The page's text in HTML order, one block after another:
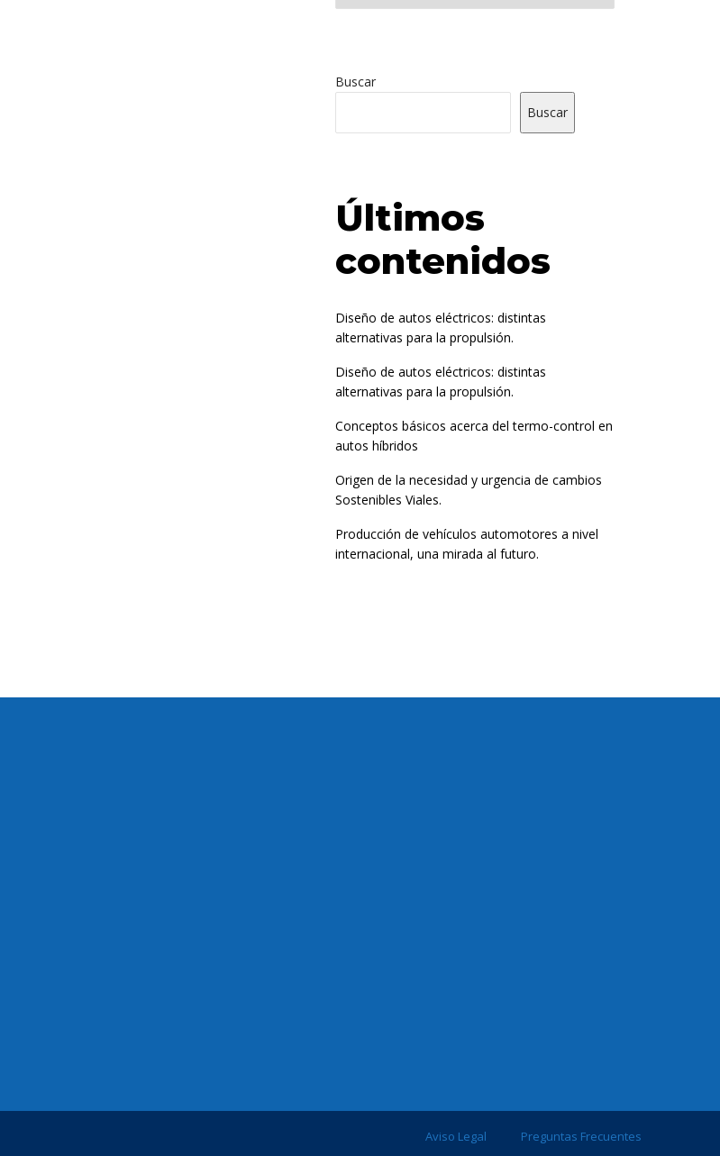
Buscar
Buscar
Últimos
contenidos
Diseño de autos eléctricos: distintas
alternativas para la propulsión.
Diseño de autos eléctricos: distintas
alternativas para la propulsión.
Conceptos básicos acerca del termo-control en
autos híbridos
Origen de la necesidad y urgencia de cambios
Sostenibles Viales.
Producción de vehículos automotores a nivel
internacional, una mirada al futuro.
Aviso Legal Preguntas Frecuentes